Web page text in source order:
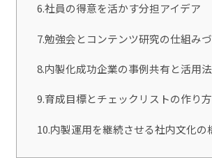
6.社員の得意を活かす分担アイデア
7.勉強会とコンテンツ研究の仕組み
8.内製化成功企業の事例共有と活用法
9.育成目標とチェックリストの作り方
10.内製運用を継続させる社内文化の